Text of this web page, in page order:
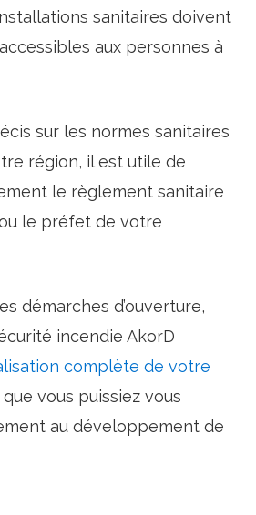
sanitaires doivent
aux personnes à
sur les normes sanitaires
région, il est utile de
le règlement sanitaire
le préfet de votre
démarches d’ouverture,
incendie AkorD
complète de votre
que vous puissiez vous
au développement de